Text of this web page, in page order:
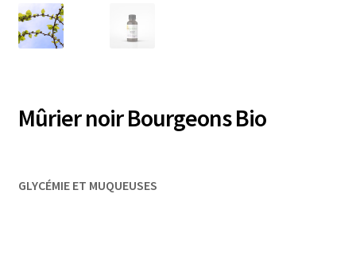
Mûrier noir Bourgeons Bio
GLYCÉMIE ET MUQUEUSES